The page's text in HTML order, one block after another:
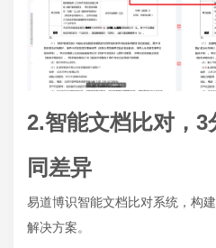
2.智能文档比对，3
同差异
易道博识智能文档比对系统，构
解决方案。